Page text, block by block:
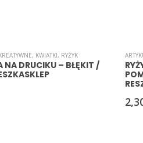
, KWIATKI, RYŻYK
NA DRUCIKU – BŁĘKIT /